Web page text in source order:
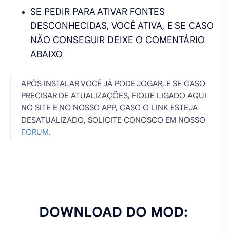
SE PEDIR PARA ATIVAR FONTES
DESCONHECIDAS, VOCÊ ATIVA, E SE CASO
NÃO CONSEGUIR DEIXE O COMENTÁRIO
ABAIXO
APÓS INSTALAR VOCÊ JÁ PODE JOGAR, E SE CASO
PRECISAR DE ATUALIZAÇÕES, FIQUE LIGADO AQUI
NO SITE E NO NOSSO APP, CASO O LINK ESTEJA
DESATUALIZADO, SOLICITE CONOSCO EM NOSSO
FORUM.
DOWNLOAD DO MOD: